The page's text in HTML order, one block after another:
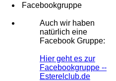
Facebookgruppe
Auch wir haben
natürlich eine
Facebook Gruppe:
Hier geht es zur
Facebookgruppe --
Esterelclub.de